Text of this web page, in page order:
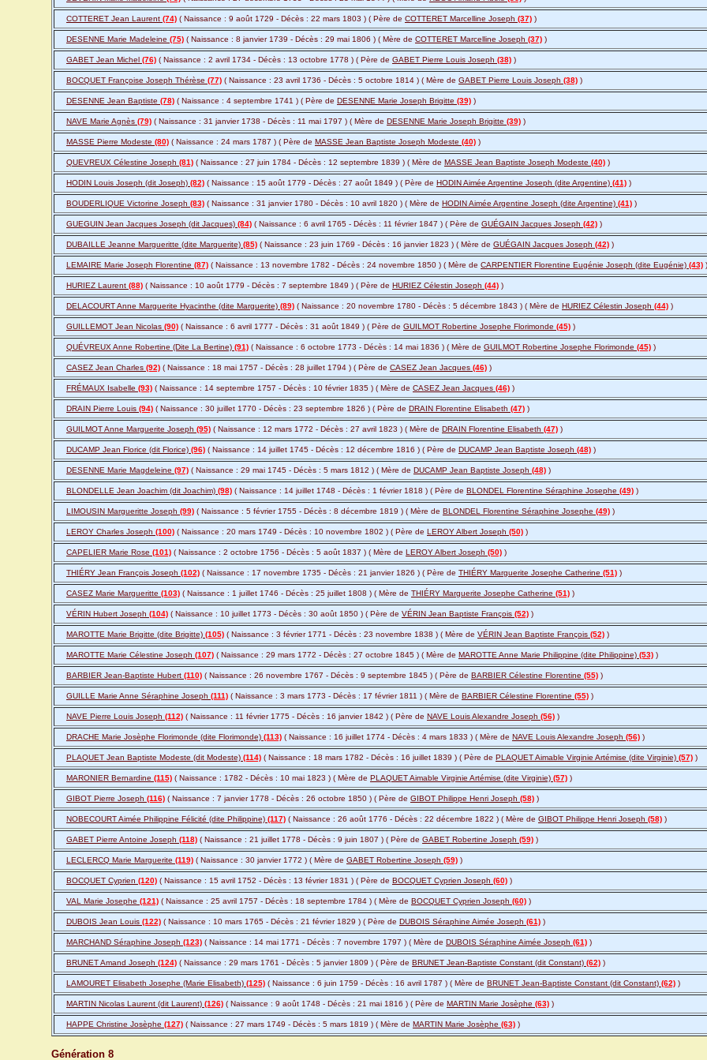
COTTERET Jean Laurent (74) ( Naissance : 9 août 1729 - Décès : 22 mars 1803 ) ( Père de COTTERET Marcelline Joseph (37) )
DESENNE Marie Madeleine (75) ( Naissance : 8 janvier 1739 - Décès : 29 mai 1806 ) ( Mère de COTTERET Marcelline Joseph (37) )
GABET Jean Michel (76) ( Naissance : 2 avril 1734 - Décès : 13 octobre 1778 ) ( Père de GABET Pierre Louis Joseph (38) )
BOCQUET Françoise Joseph Thérèse (77) ( Naissance : 23 avril 1736 - Décès : 5 octobre 1814 ) ( Mère de GABET Pierre Louis Joseph (38) )
DESENNE Jean Baptiste (78) ( Naissance : 4 septembre 1741 ) ( Père de DESENNE Marie Joseph Brigitte (39) )
NAVE Marie Agnès (79) ( Naissance : 31 janvier 1738 - Décès : 11 mai 1797 ) ( Mère de DESENNE Marie Joseph Brigitte (39) )
MASSE Pierre Modeste (80) ( Naissance : 24 mars 1787 ) ( Père de MASSE Jean Baptiste Joseph Modeste (40) )
QUEVREUX Célestine Joseph (81) ( Naissance : 27 juin 1784 - Décès : 12 septembre 1839 ) ( Mère de MASSE Jean Baptiste Joseph Modeste (40) )
HODIN Louis Joseph (dit Joseph) (82) ( Naissance : 15 août 1779 - Décès : 27 août 1849 ) ( Père de HODIN Aimée Argentine Joseph (dite Argentine) (41) )
BOUDERLIQUE Victorine Joseph (83) ( Naissance : 31 janvier 1780 - Décès : 10 avril 1820 ) ( Mère de HODIN Aimée Argentine Joseph (dite Argentine) (41) )
GUEGUIN Jean Jacques Joseph (dit Jacques) (84) ( Naissance : 6 avril 1765 - Décès : 11 février 1847 ) ( Père de GUÉGAIN Jacques Joseph (42) )
DUBAILLE Jeanne Margueritte (dite Marguerite) (85) ( Naissance : 23 juin 1769 - Décès : 16 janvier 1823 ) ( Mère de GUÉGAIN Jacques Joseph (42) )
LEMAIRE Marie Joseph Florentine (87) ( Naissance : 13 novembre 1782 - Décès : 24 novembre 1850 ) ( Mère de CARPENTIER Florentine Eugénie Joseph (dite Eugénie) (43) )
HURIEZ Laurent (88) ( Naissance : 10 août 1779 - Décès : 7 septembre 1849 ) ( Père de HURIEZ Célestin Joseph (44) )
DELACOURT Anne Marguerite Hyacinthe (dite Marguerite) (89) ( Naissance : 20 novembre 1780 - Décès : 5 décembre 1843 ) ( Mère de HURIEZ Célestin Joseph (44) )
GUILLEMOT Jean Nicolas (90) ( Naissance : 6 avril 1777 - Décès : 31 août 1849 ) ( Père de GUILMOT Robertine Josephe Florimonde (45) )
QUÉVREUX Anne Robertine (Dite La Bertine) (91) ( Naissance : 6 octobre 1773 - Décès : 14 mai 1836 ) ( Mère de GUILMOT Robertine Josephe Florimonde (45) )
CASEZ Jean Charles (92) ( Naissance : 18 mai 1757 - Décès : 28 juillet 1794 ) ( Père de CASEZ Jean Jacques (46) )
FRÉMAUX Isabelle (93) ( Naissance : 14 septembre 1757 - Décès : 10 février 1835 ) ( Mère de CASEZ Jean Jacques (46) )
DRAIN Pierre Louis (94) ( Naissance : 30 juillet 1770 - Décès : 23 septembre 1826 ) ( Père de DRAIN Florentine Elisabeth (47) )
GUILMOT Anne Marguerite Joseph (95) ( Naissance : 12 mars 1772 - Décès : 27 avril 1823 ) ( Mère de DRAIN Florentine Elisabeth (47) )
DUCAMP Jean Florice (dit Florice) (96) ( Naissance : 14 juillet 1745 - Décès : 12 décembre 1816 ) ( Père de DUCAMP Jean Baptiste Joseph (48) )
DESENNE Marie Magdeleine (97) ( Naissance : 29 mai 1745 - Décès : 5 mars 1812 ) ( Mère de DUCAMP Jean Baptiste Joseph (48) )
BLONDELLE Jean Joachim (dit Joachim) (98) ( Naissance : 14 juillet 1748 - Décès : 1 février 1818 ) ( Père de BLONDEL Florentine Séraphine Josephe (49) )
LIMOUSIN Margueritte Joseph (99) ( Naissance : 5 février 1755 - Décès : 8 décembre 1819 ) ( Mère de BLONDEL Florentine Séraphine Josephe (49) )
LEROY Charles Joseph (100) ( Naissance : 20 mars 1749 - Décès : 10 novembre 1802 ) ( Père de LEROY Albert Joseph (50) )
CAPELIER Marie Rose (101) ( Naissance : 2 octobre 1756 - Décès : 5 août 1837 ) ( Mère de LEROY Albert Joseph (50) )
THIÉRY Jean François Joseph (102) ( Naissance : 17 novembre 1735 - Décès : 21 janvier 1826 ) ( Père de THIÉRY Marguerite Josephe Catherine (51) )
CASEZ Marie Margueritte (103) ( Naissance : 1 juillet 1746 - Décès : 25 juillet 1808 ) ( Mère de THIÉRY Marguerite Josephe Catherine (51) )
VÉRIN Hubert Joseph (104) ( Naissance : 10 juillet 1773 - Décès : 30 août 1850 ) ( Père de VÉRIN Jean Baptiste François (52) )
MAROTTE Marie Brigitte (dite Brigitte) (105) ( Naissance : 3 février 1771 - Décès : 23 novembre 1838 ) ( Mère de VÉRIN Jean Baptiste François (52) )
MAROTTE Marie Célestine Joseph (107) ( Naissance : 29 mars 1772 - Décès : 27 octobre 1845 ) ( Mère de MAROTTE Anne Marie Philippine (dite Philippine) (53) )
BARBIER Jean-Baptiste Hubert (110) ( Naissance : 26 novembre 1767 - Décès : 9 septembre 1845 ) ( Père de BARBIER Célestine Florentine (55) )
GUILLE Marie Anne Séraphine Joseph (111) ( Naissance : 3 mars 1773 - Décès : 17 février 1811 ) ( Mère de BARBIER Célestine Florentine (55) )
NAVE Pierre Louis Joseph (112) ( Naissance : 11 février 1775 - Décès : 16 janvier 1842 ) ( Père de NAVE Louis Alexandre Joseph (56) )
DRACHE Marie Josèphe Florimonde (dite Florimonde) (113) ( Naissance : 16 juillet 1774 - Décès : 4 mars 1833 ) ( Mère de NAVE Louis Alexandre Joseph (56) )
PLAQUET Jean Baptiste Modeste (dit Modeste) (114) ( Naissance : 18 mars 1782 - Décès : 16 juillet 1839 ) ( Père de PLAQUET Aimable Virginie Artémise (dite Virginie) (57) )
MARONIER Bernardine (115) ( Naissance : 1782 - Décès : 10 mai 1823 ) ( Mère de PLAQUET Aimable Virginie Artémise (dite Virginie) (57) )
GIBOT Pierre Joseph (116) ( Naissance : 7 janvier 1778 - Décès : 26 octobre 1850 ) ( Père de GIBOT Philippe Henri Joseph (58) )
NOBECOURT Aimée Philippine Félicité (dite Philippine) (117) ( Naissance : 26 août 1776 - Décès : 22 décembre 1822 ) ( Mère de GIBOT Philippe Henri Joseph (58) )
GABET Pierre Antoine Joseph (118) ( Naissance : 21 juillet 1778 - Décès : 9 juin 1807 ) ( Père de GABET Robertine Joseph (59) )
LECLERCQ Marie Marguerite (119) ( Naissance : 30 janvier 1772 ) ( Mère de GABET Robertine Joseph (59) )
BOCQUET Cyprien (120) ( Naissance : 15 avril 1752 - Décès : 13 février 1831 ) ( Père de BOCQUET Cyprien Joseph (60) )
VAL Marie Josephe (121) ( Naissance : 25 avril 1757 - Décès : 18 septembre 1784 ) ( Mère de BOCQUET Cyprien Joseph (60) )
DUBOIS Jean Louis (122) ( Naissance : 10 mars 1765 - Décès : 21 février 1829 ) ( Père de DUBOIS Séraphine Aimée Joseph (61) )
MARCHAND Séraphine Joseph (123) ( Naissance : 14 mai 1771 - Décès : 7 novembre 1797 ) ( Mère de DUBOIS Séraphine Aimée Joseph (61) )
BRUNET Amand Joseph (124) ( Naissance : 29 mars 1761 - Décès : 5 janvier 1809 ) ( Père de BRUNET Jean-Baptiste Constant (dit Constant) (62) )
LAMOURET Elisabeth Josephe (Marie Elisabeth) (125) ( Naissance : 6 juin 1759 - Décès : 16 avril 1787 ) ( Mère de BRUNET Jean-Baptiste Constant (dit Constant) (62) )
MARTIN Nicolas Laurent (dit Laurent) (126) ( Naissance : 9 août 1748 - Décès : 21 mai 1816 ) ( Père de MARTIN Marie Josèphe (63) )
HAPPE Christine Josèphe (127) ( Naissance : 27 mars 1749 - Décès : 5 mars 1819 ) ( Mère de MARTIN Marie Josèphe (63) )
Génération 8